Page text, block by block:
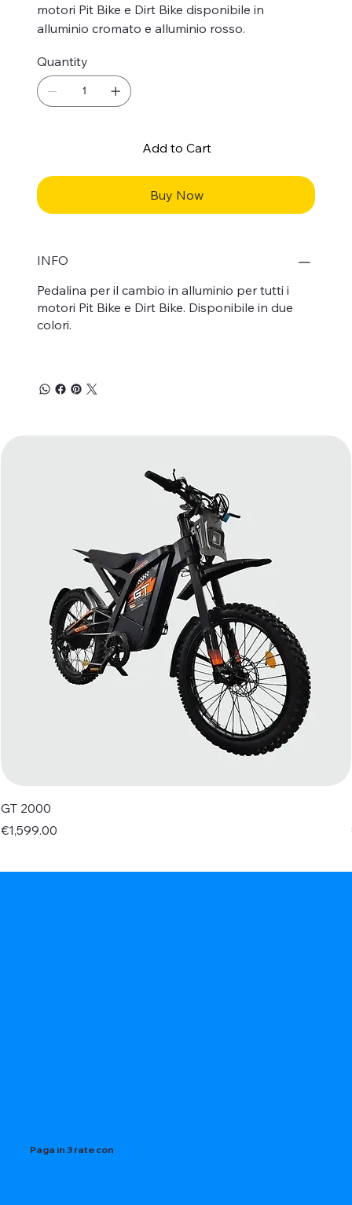
motori Pit Bike e Dirt Bike disponibile in
alluminio cromato e alluminio rosso.
Quantity
Add to Cart
Buy Now
INFO
Pedalina per il cambio in alluminio per tutti i
motori Pit Bike e Dirt Bike. Disponibile in due
colori.
GT 2000
Price
€1,599.00
Paga in 3 rate con